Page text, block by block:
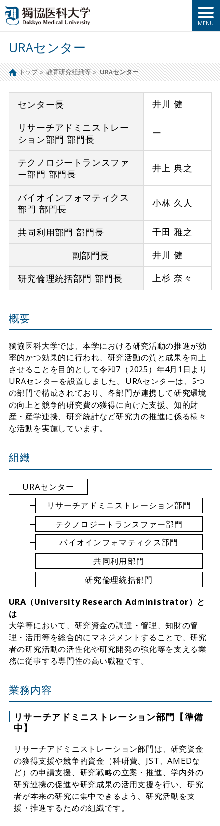
URAセンター
トップ 教育研究組織等 URAセンター
センター長
井川 健
リサーチアドミニストレー
ション部門 部門長
ー
テクノロジートランスファ
ー部門 部門長
井上 典之
バイオインフォマティクス
部門 部門長
小林 久人
共同利用部門 部門長
千田 雅之
副部門長
井川 健
研究倫理統括部門 部門長
上杉 奈々
概要
獨協医科大学では、本学における研究活動の推進が効
率的かつ効果的に行われ、研究活動の質と成果を向上
させることを目的として令和7（2025）年4月1日より
URAセンターを設置しました。URAセンターは、5つ
の部門で構成されており、各部門が連携して研究環境
の向上と競争的研究費の獲得に向けた支援、知的財
産・産学連携、研究統計など研究力の推進に係る様々
な活動を実施しています。
組織
URAセンター
リサーチアドミニストレーション部門
テクノロジートランスファー部門
バイオインフォマティクス部門
共同利用部門
研究倫理統括部門
URA（University Research Administrator）と
は
大学等において、研究資金の調達・管理、知財の管
理・活用等を総合的にマネジメントすることで、研究
者の研究活動の活性化や研究開発の強化等を支える業
務に従事する専門性の高い職種です。
業務内容
リサーチアドミニストレーション部門【準備
中】
リサーチアドミニストレーション部門は、研究資金
の獲得支援や競争的資金（科研費、JST、AMEDな
ど）の申請支援、研究戦略の立案・推進、学内外の
研究連携の促進や研究成果の活用支援を行い、研究
者が本来の研究に集中できるよう、研究活動を支
援・推進するための組織です。